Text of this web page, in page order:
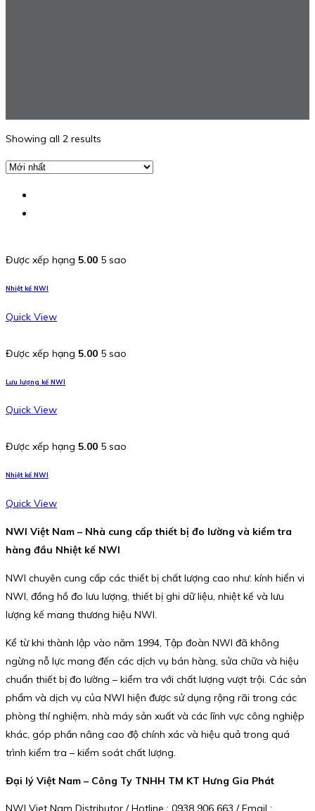
Showing all 2 results
Được xếp hạng 5.00 5 sao
Nhiệt kế NWI
Quick View
Được xếp hạng 5.00 5 sao
Lưu lượng kế NWI
Quick View
Được xếp hạng 5.00 5 sao
Nhiệt kế NWI
Quick View
NWI Việt Nam – Nhà cung cấp thiết bị đo lường và kiểm tra
hàng đầu Nhiệt kế NWI
NWI chuyên cung cấp các thiết bị chất lượng cao như: kính hiển vi
NWI, đồng hồ đo lưu lượng, thiết bị ghi dữ liệu, nhiệt kế và lưu
lượng kế mang thương hiệu NWI.
Kể từ khi thành lập vào năm 1994, Tập đoàn NWI đã không
ngừng nỗ lực mang đến các dịch vụ bán hàng, sửa chữa và hiệu
chuẩn thiết bị đo lường – kiểm tra với chất lượng vượt trội. Các sản
phẩm và dịch vụ của NWI hiện được sử dụng rộng rãi trong các
phòng thí nghiệm, nhà máy sản xuất và các lĩnh vực công nghiệp
khác, góp phần nâng cao độ chính xác và hiệu quả trong quá
trình kiểm tra – kiểm soát chất lượng.
Đại lý Việt Nam – Công Ty TNHH TM KT Hưng Gia Phát
NWI Viet Nam Distributor / Hotline : 0938 906 663 / Email :